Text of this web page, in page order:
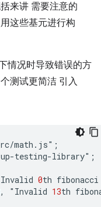
来讲 需要注意的
这些基元进行构
情况时导致错误的方
测试更简洁 引入
/math . js" ;
up-testing-library" ;
Invalid 0th fibonacci
, " Invalid 13th